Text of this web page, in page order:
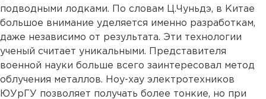
подводными лодками. По словам Ц.Чуньдэ, в Китае
большое внимание уделяется именно разработкам,
даже независимо от результата. Эти технологии
ученый считает уникальными. Представителя
военной науки больше всего заинтересовал метод
облучения металлов. Ноу-хау электротехников
ЮУрГУ позволяет получать более тонкие, но при